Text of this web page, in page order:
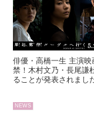
俳優・高橋一生 主演
禁！木村文乃・長尾謙
ることが発表されまし
NEWS